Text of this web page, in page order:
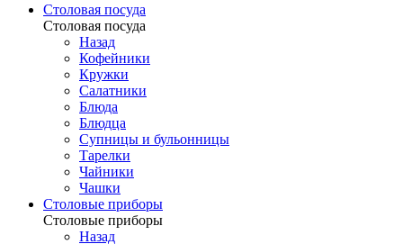
Столовая посуда
Столовая посуда
Назад
Кофейники
Кружки
Салатники
Блюда
Блюдца
Супницы и бульонницы
Тарелки
Чайники
Чашки
Cтоловые приборы
Cтоловые приборы
Назад